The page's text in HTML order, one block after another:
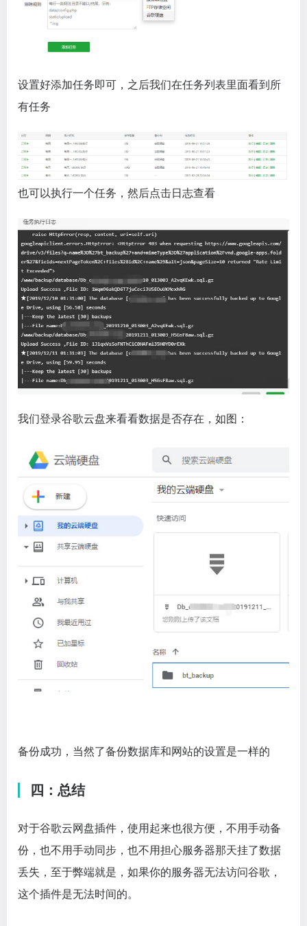
设置好添加任务即可，之后我们在任务列表里面看到所
有任务
也可以执行一个任务，然后点击日志查看
我们登录谷歌云盘来看看数据是否存在，如图：
备份成功，当然了备份数据库和网站的设置是一样的
四：总结
对于谷歌云网盘插件，使用起来也很方便，不用手动备
份，也不用手动同步，也不用担心服务器那天挂了数据
丢失，至于弊端就是，如果你的服务器无法访问谷歌，
这个插件是无法时间的。